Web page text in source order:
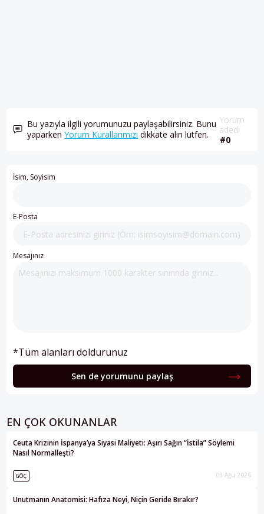
Bu yazıyla ilgili yorumunuzu paylaşabilirsiniz. Bunu
yaparkenYorum Kurallarımızı dikkate alın lütfen.
Yorum
adedi
#0
İsim, Soyisim
E-Posta
Mesajınız
*Tüm alanları doldurunuz
Sen de yorumunu paylaş
EN ÇOK OKUNANLAR
Ceuta Krizinin İspanya’ya Siyasi Maliyeti: Aşırı Sağın “İstila” Söylemi
Nasıl Normalleşti?
GÖÇ 03 Ağu 2026
Unutmanın Anatomisi: Hafıza Neyi, Niçin Geride Bırakır?